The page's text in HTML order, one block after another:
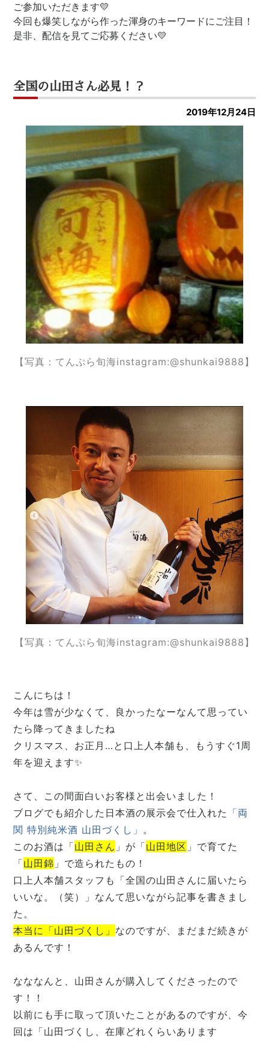
ご参加いただきます💛
今回も爆笑しながら作った渾身のキーワードにご注目！
是非、配信を見てご応募ください💛
全国の山田さん必見！？
2019年12月24日
【写真：てんぷら旬海instagram:@shunkai9888】
【写真：てんぷら旬海instagram:@shunkai9888】
こんにちは！
今年は雪が少なくて、良かったなーなんて思ってい
たら降ってきましたね
クリスマス、お正月…と口上人本舗も、もうすぐ1周
年を迎えます✨
さて、この間面白いお客様と出会いました！
ブログでも紹介した日本酒の展示会で仕入れた 「両
関 特別純米酒 山田づくし」 。
このお酒は「山田さん 」が「山田地区 」で育てた
「山田錦 」で造られたもの！
口上人本舗スタッフも「全国の山田さんに届いたら
いいな。（笑）」なんて思いながら記事を書きまし
た。
本当に「山田づくし」 なのですが、まだまだ続きが
あるんです！
なななんと、山田さんが購入してくださったので
す！！
以前にも手に取って頂いたことがあるのですが、今
回は「山田づくし、在庫どれくらいあります